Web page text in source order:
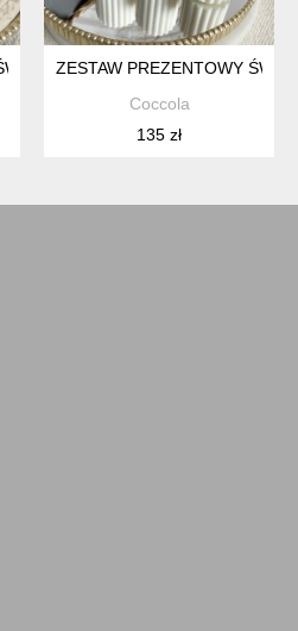
EKOLOGICZNE SOJOWE
ZESTAW PREZENTOWY
Coccola
135 zł